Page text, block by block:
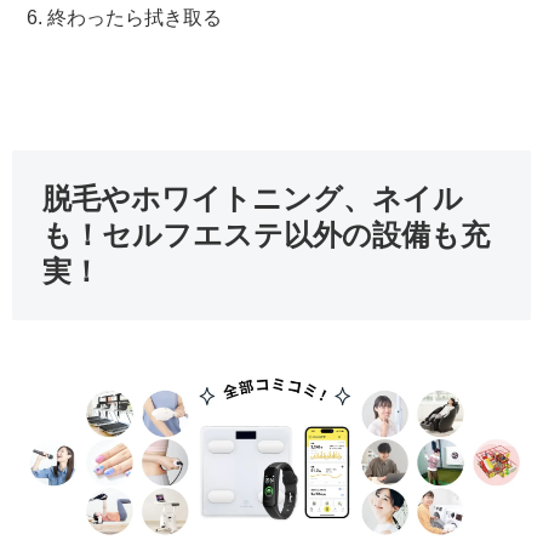
終わったら拭き取る
脱毛やホワイトニング、ネイル
も！セルフエステ以外の設備も充
実！